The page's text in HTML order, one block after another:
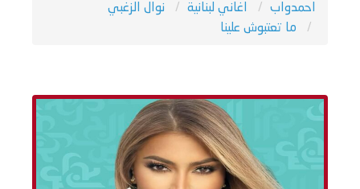
احمدواب اغاني لبنانية
نوال الزغبي
ما تعتبوش علينا